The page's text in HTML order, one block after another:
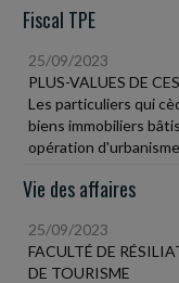
Fiscal TPE
25/09/2023
PLUS-VALUES DE
Les particuliers qui
biens immobiliers
opération
Vie des affaires
25/09/2023
FACULTÉ DE
DE TOURISME